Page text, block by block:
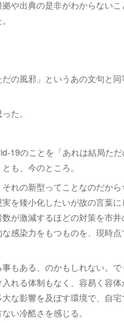
や出典の是非がわからないこ
の風邪」というあの文句と同
た。
19のことを「あれは結局た
も、今のところ。
れの新型ってことなのだから
を矮小化したいが故の言葉に
が激減するほどの対策を市井
感染力をもつものを、現時点
もある、のかもしれない。で
れる体制もなく、容易く容体
な影響を及ぼす環境で、自宅
い冷酷さを感じる。